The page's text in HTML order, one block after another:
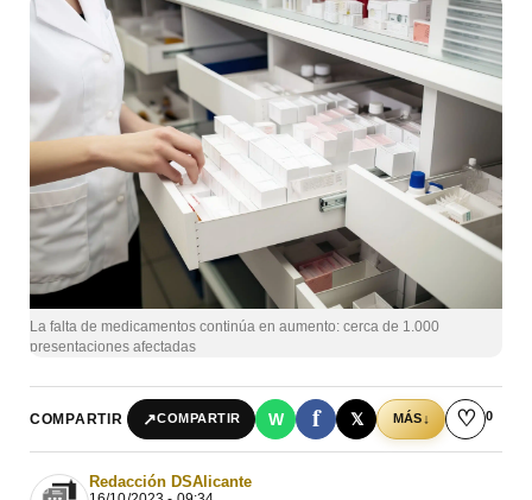
La falta de medicamentos continúa en aumento: cerca de 1.000
presentaciones afectadas
COMPARTIR ↗COMPARTIR W f 𝕏 MÁS↓ ♡ 0
Redacción DSAlicante